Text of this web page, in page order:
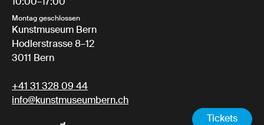
Tickets
10:00–17:00
Montag geschlossen
Kunstmuseum Bern
Hodlerstrasse 8–12
3011 Bern
+41 31 328 09 44
info@kunstmuseumbern.ch